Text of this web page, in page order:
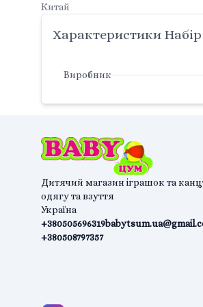
Китай
Характеристики
Виробник
Дитячий магазин іграшок та
одягу та взуття
Україна
+380505696319
+380508797357